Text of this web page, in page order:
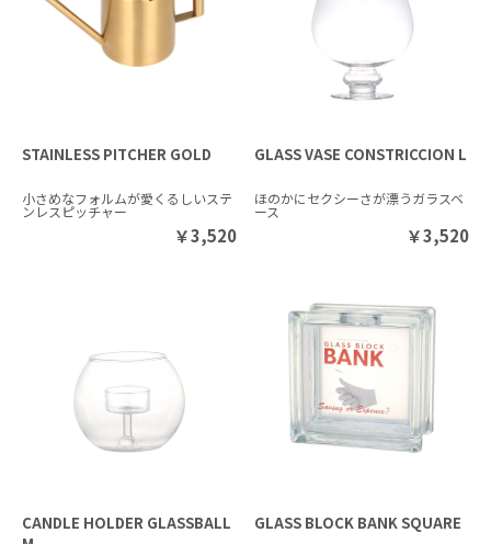
STAINLESS PITCHER GOLD
小さめなフォルムが愛くるしいステ
ンレスピッチャー
￥3,520
GLASS VASE CONSTRICCION L
ほのかにセクシーさが漂うガラスベ
ース
￥3,520
CANDLE HOLDER GLASSBALL
GLASS BLOCK BANK SQUARE